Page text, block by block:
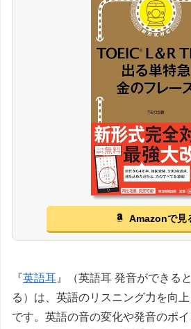
Amazonで見
『英語耳』（英語耳 発音ができる
る）は、英語のリスニング力を向
です。英語の音の変化や発音のポ